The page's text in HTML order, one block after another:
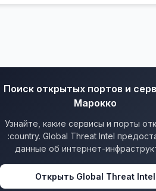
Поиск открытых портов и
Марокко
Узнайте, какие сервисы и порты
:country. Global Threat Intel
данные об интернет-
Открыть Global Threat Intel